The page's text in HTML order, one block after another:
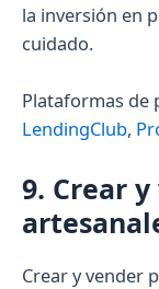
la inversión en
cuidado.
Plataformas de
LendingClub,
9. Crear
Crear y vender